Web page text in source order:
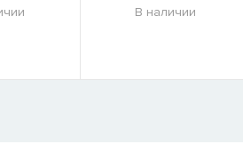
DiMarzio DM1301Cr
В наличии